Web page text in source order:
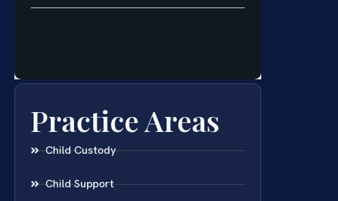
Practice Areas
Child Custody
Child Support